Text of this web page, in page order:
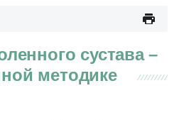
сустава –
методике